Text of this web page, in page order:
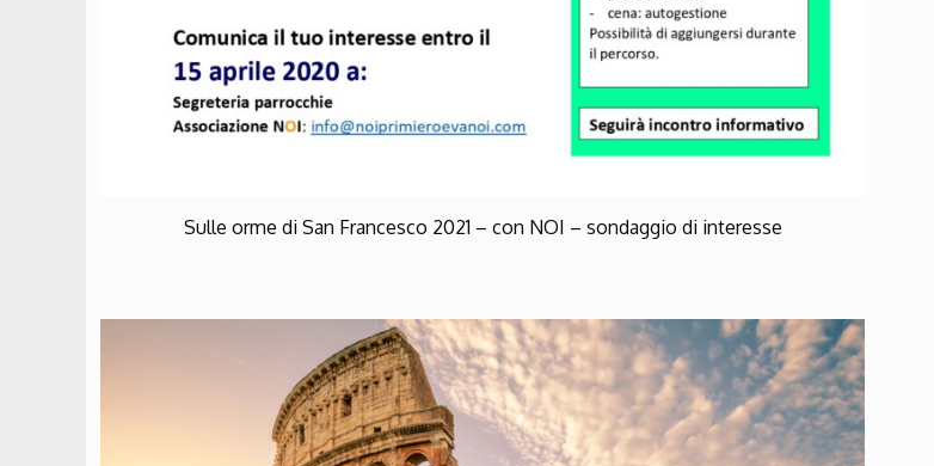
Sulle orme di San Francesco 2021 – con NOI – sondaggio di interesse